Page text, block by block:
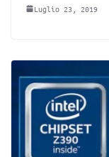
Luglio 23, 2019